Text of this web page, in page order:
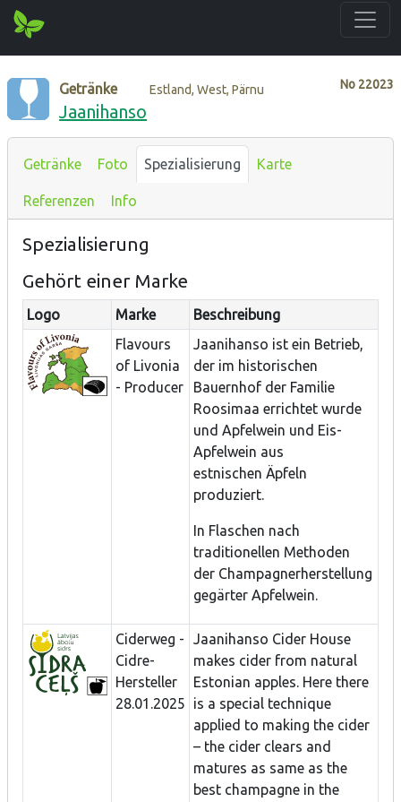
No 22023
Getränke Estland, West, Pärnu
Jaanihanso
Getränke Foto Spezialisierung Karte
Referenzen Info
Spezialisierung
Gehört einer Marke
Logo Marke
Beschreibung
Flavours
of Livonia
- Producer
Jaanihanso ist ein Betrieb,
der im historischen
Bauernhof der Familie
Roosimaa errichtet wurde
und Apfelwein und Eis-
Apfelwein aus
estnischen Äpfeln
produziert.
In Flaschen nach
traditionellen Methoden
der Champagnerherstellung
gegärter Apfelwein.
Ciderweg -
Cidre-
Hersteller
28.01.2025
Jaanihanso Cider House
makes cider from natural
Estonian apples. Here there
is a special technique
applied to making the cider
– the cider clears and
matures as same as the
best champagne in the